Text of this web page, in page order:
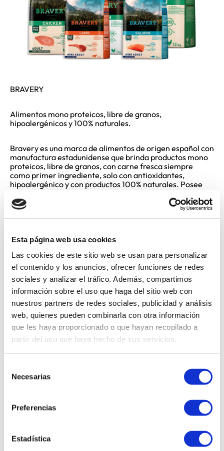
Esta página web usa cookies
Las cookies de este sitio web se usan para personalizar
el contenido y los anuncios, ofrecer funciones de redes
sociales y analizar el tráfico. Además, compartimos
información sobre el uso que haga del sitio web con
nuestros partners de redes sociales, publicidad y análisis
web, quienes pueden combinarla con otra información
que les haya proporcionado o que hayan recopilado a
partir del uso que haya hecho de sus servicios.
Necesarias
Preferencias
Estadística
BRAVERY
Alimentos mono proteicos, libre de granos,
hipoalergénicos y 100% naturales.
Bravery es una marca de alimentos de origen español con
manufactura estadunidense que brinda productos mono
proteicos, libre de granos, con carne fresca siempre
como primer ingrediente, solo con antioxidantes,
hipoalergénico y con productos 100% naturales. Posee
Cerdo Ibérico, Salmón, Atún, Caballa y Merluza, además,
cada ingrediente se analiza cuidadosamente por su
laboratorio antes de cualquier uso. La salud de nuestras
VALORACIÓN DEL PRODUCTO
VISTOS RECIENTEMENTE